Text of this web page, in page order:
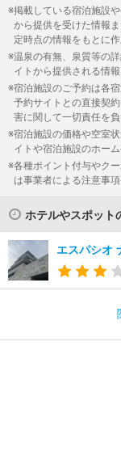
掲載している宿泊施設
から提供を受けた情報
定時点の情報をもとに作
温泉の有無、泉質等の
イトから提供される情
宿泊施設のご予約は各
予約サイトとの直接契
害に関して一切責任を負
宿泊施設の価格や空室
イトや宿泊施設のホー
各種ポイント付与やク
は事業者による注意事
ホテルやスポット
エスパシオ